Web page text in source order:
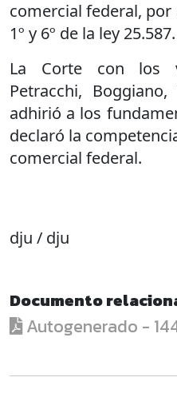
comercial federal,
1º y 6º de la ley 25.587.
La Corte con los
Petracchi,
adhirió a los
declaró la
comercial federal.
dju / dju
Documento
Autogenerado -